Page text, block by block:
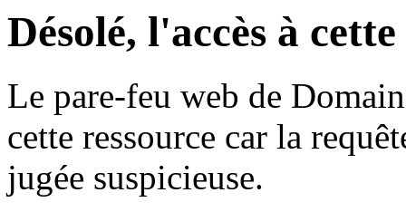
Désolé, l'accès à
Le pare-feu web de
cette ressource car la
jugée suspicieuse.